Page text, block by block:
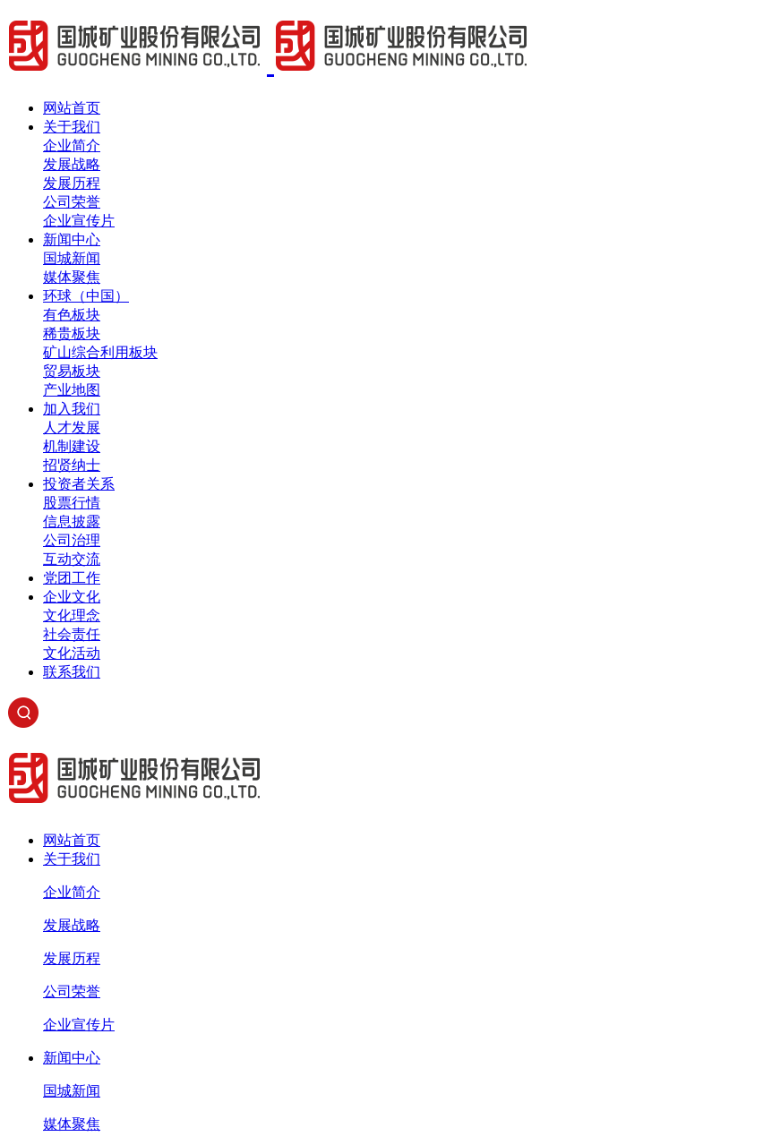
网站首页
关于我们
企业简介
发展战略
发展历程
公司荣誉
企业宣传片
新闻中心
国城新闻
媒体聚焦
环球（中国）
有色板块
稀贵板块
矿山综合利用板块
贸易板块
产业地图
加入我们
人才发展
机制建设
招贤纳士
投资者关系
股票行情
信息披露
公司治理
互动交流
党团工作
企业文化
文化理念
社会责任
文化活动
联系我们
网站首页
关于我们
企业简介
发展战略
发展历程
公司荣誉
企业宣传片
新闻中心
国城新闻
媒体聚焦